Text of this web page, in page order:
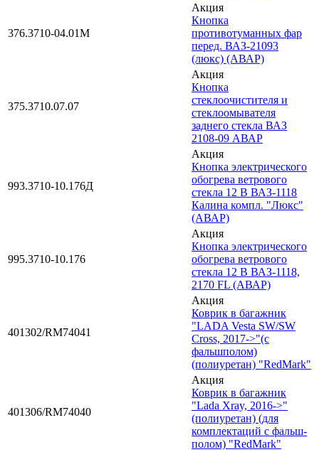
376.3710-04.01М
Акция
Кнопка
противотуманных фар
перед. ВАЗ-21093
(люкс) (АВАР)
375.3710.07.07
Акция
Кнопка
стеклоочистителя и
стеклоомывателя
заднего стекла ВАЗ
2108-09 АВАР
993.3710-10.176Д
Акция
Кнопка электрического
обогрева ветрового
стекла 12 В ВАЗ-1118
Калина компл. "Люкс"
(АВАР)
995.3710-10.176
Акция
Кнопка электрического
обогрева ветрового
стекла 12 В ВАЗ-1118,
2170 FL (АВАР)
401302/RM74041
Акция
Коврик в багажник
"LADA Vesta SW/SW
Cross, 2017->"(с
фальшполом)
(полиуретан) "RedMark"
401306/RM74040
Акция
Коврик в багажник
"Lada Xray, 2016->"
(полиуретан) (для
комплектаций с фальш-
полом) "RedMark"